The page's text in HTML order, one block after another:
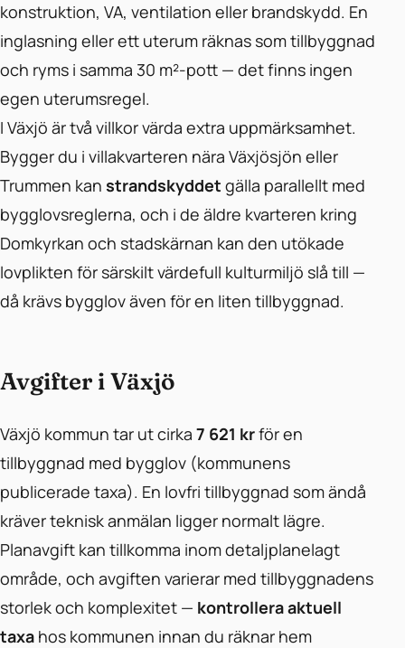
konstruktion, VA, ventilation eller brandskydd. En
inglasning eller ett uterum räknas som tillbyggnad
och ryms i samma 30 m²-pott — det finns ingen
egen uterumsregel.
I Växjö är två villkor värda extra uppmärksamhet.
Bygger du i villakvarteren nära Växjösjön eller
Trummen kan strandskyddet gälla parallellt med
bygglovsreglerna, och i de äldre kvarteren kring
Domkyrkan och stadskärnan kan den utökade
lovplikten för särskilt värdefull kulturmiljö slå till —
då krävs bygglov även för en liten tillbyggnad.
Avgifter i Växjö
Växjö kommun tar ut cirka 7 621 krför en
tillbyggnad med bygglov (kommunens
publicerade taxa). En lovfri tillbyggnad som ändå
kräver teknisk anmälan ligger normalt lägre.
Planavgift kan tillkomma inom detaljplanelagt
område, och avgiften varierar med tillbyggnadens
storlek och komplexitet — kontrollera aktuell
taxa hos kommunen innan du räknar hem